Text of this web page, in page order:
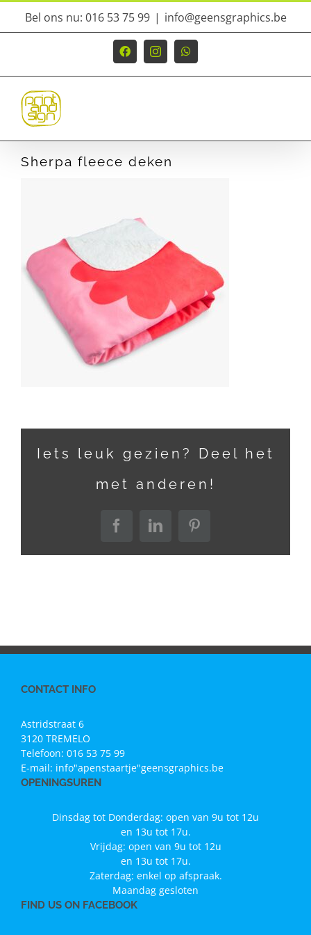
Ga
inhoud
Bel ons nu: 016 53 75 99 | info@geensgraphics.be
FacebookInstagramWhatsApp
Sherpa fleece deken
Iets leuk gezien? Deel het
met anderen!
FacebookLinkedInPinterest
CONTACT INFO
Astridstraat 6
3120 TREMELO
Telefoon: 016 53 75 99
E-mail: info"apenstaartje"geensgraphics.be
OPENINGSUREN
Dinsdag tot Donderdag: open van 9u tot 12u
en 13u tot 17u.
Vrijdag: open van 9u tot 12u
en 13u tot 17u.
Zaterdag: enkel op afspraak.
Maandag gesloten
FIND US ON FACEBOOK